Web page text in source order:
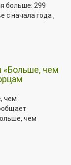
больше: 299
с начала года ,
«Больше, чем
чем
чем